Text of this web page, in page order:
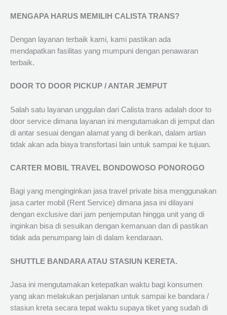
MENGAPA HARUS MEMILIH CALISTA TRANS?
Dengan layanan terbaik kami, kami pastikan ada
mendapatkan fasilitas yang mumpuni dengan penawaran
terbaik.
DOOR TO DOOR PICKUP / ANTAR JEMPUT
Salah satu layanan unggulan dari Calista trans adalah door to
door service dimana layanan ini mengutamakan di jemput dan
di antar sesuai dengan alamat yang di berikan, dalam artian
tidak akan ada biaya transfortasi lain untuk sampai ke tujuan.
CARTER MOBIL TRAVEL BONDOWOSO PONOROGO
Bagi yang menginginkan jasa travel private bisa menggunakan
jasa carter mobil (Rent Service) dimana jasa ini dilayani
dengan exclusive dari jam penjemputan hingga unit yang di
inginkan bisa di sesuikan dengan kemanuan dan di pastikan
tidak ada penumpang lain di dalam kendaraan.
SHUTTLE BANDARA ATAU STASIUN KERETA.
Jasa ini mengutamakan ketepatkan waktu bagi konsumen
yang akan melakukan perjalanan untuk sampai ke bandara /
stasiun kreta secara tepat waktu supaya tiket yang sudah di